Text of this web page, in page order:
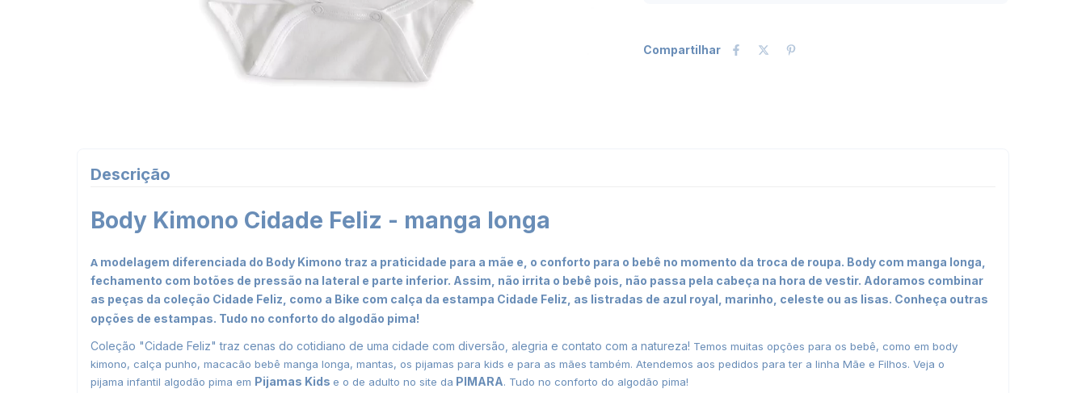
Compartilhar
Descrição
Body Kimono Cidade Feliz - manga longa
A modelagem diferenciada do Body Kimono traz a praticidade para a mãe e, o conforto para o bebê no momento da troca de roupa. Body com manga longa
fechamento com botões de pressão na lateral e parte inferior. Assim, não irrita o bebê pois, não passa pela cabeça na hora de vestir. Adoramos combinar
as peças da coleção Cidade Feliz, como a Bike com calça da estampa Cidade Feliz, as listradas de azul royal, marinho, celeste ou as lisas. Conheça outras
opções de estampas. Tudo no conforto do algodão pima!
Coleção "Cidade Feliz" traz cenas do cotidiano de uma cidade com diversão, alegria e contato com a natureza! Temos muitas opções para os bebê, como em body
kimono, calça punho, macacão bebê manga longa, mantas, os pijamas para kids e para as mães também. Atendemos aos pedidos para ter a linha Mãe e Filhos. Veja o
pijama infantil algodão pima em Pijamas Kids e o de adulto no site da PIMARA. Tudo no conforto do algodão pima!